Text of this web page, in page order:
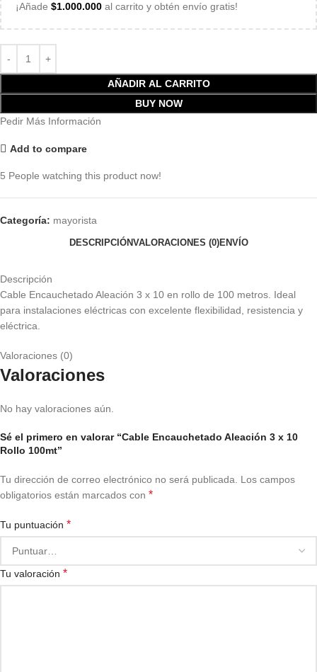
¡Añade $1.000.000 al carrito y obtén envío gratis!
AÑADIR AL CARRITO
BUY NOW
Pedir Más Información
Add to compare
5 People watching this product now!
Categoría: mayorista
DESCRIPCIÓNVALORACIONES (0)ENVÍO
Descripción
Cable Encauchetado Aleación 3 x 10 en rollo de 100 metros. Ideal
para instalaciones eléctricas con excelente flexibilidad, resistencia y
eléctrica.
Valoraciones (0)
Valoraciones
No hay valoraciones aún.
Sé el primero en valorar “Cable Encauchetado Aleación 3 x 10
Rollo 100mt”
Tu dirección de correo electrónico no será publicada.
Los campos
obligatorios están marcados con *
Tu puntuación *
Tu valoración *